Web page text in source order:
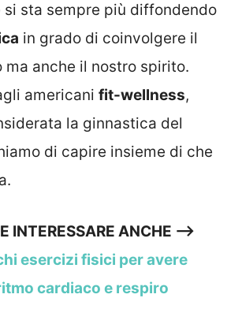
si sta sempre più diffondendo
in grado di coinvolgere il
ma anche il nostro spirito.
americani fit-wellness,
la ginnastica del
di capire insieme di che
INTERESSARE ANCHE –>
esercizi fisici per avere
cardiaco e respiro